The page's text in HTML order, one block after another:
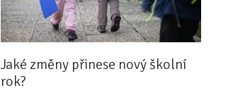
Jaké změny přinese nový školní
rok?